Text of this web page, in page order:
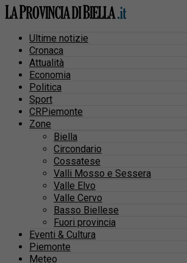
Ultime notizie
Cronaca
Attualità
Economia
Politica
Sport
CRPiemonte
Zone
Biella
Circondario
Cossatese
Valli Mosso e Sessera
Valle Elvo
Valle Cervo
Basso Biellese
Fuori provincia
Eventi & Cultura
Piemonte
Meteo